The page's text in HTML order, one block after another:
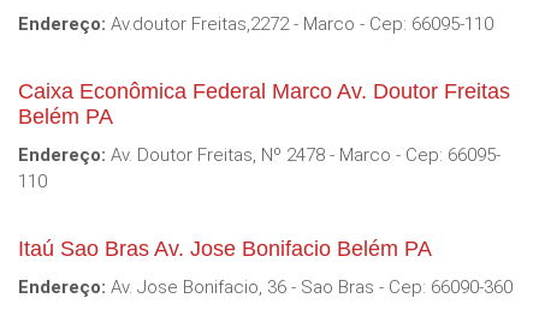
Endereço: Av.doutor Freitas,2272 - Marco - Cep: 66095-110
Caixa Econômica Federal Marco Av. Doutor Freitas
Belém PA
Endereço: Av. Doutor Freitas, Nº 2478 - Marco - Cep: 66095-
110
Itaú Sao Bras Av. Jose Bonifacio Belém PA
Endereço: Av. Jose Bonifacio, 36 - Sao Bras - Cep: 66090-360